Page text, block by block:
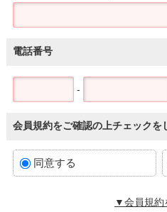
電話番号
-
会員規約をご確認の上チェックを
同意する
▼会員規約